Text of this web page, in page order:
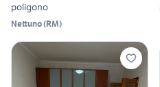
poligono
Nettuno(RM)